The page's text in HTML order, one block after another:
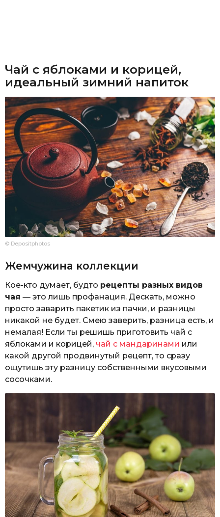
Чай с яблоками и корицей,
идеальный зимний напиток
© Depositphotos
Жемчужина коллекции
Кое-кто думает, будто рецепты разных видов
чая — это лишь профанация. Дескать, можно
просто заварить пакетик из пачки, и разницы
никакой не будет. Смею заверить, разница есть, и
немалая! Если ты решишь приготовить чай с
яблоками и корицей, чай с мандаринами или
какой другой продвинутый рецепт, то сразу
ощутишь эту разницу собственными вкусовыми
сосочками.